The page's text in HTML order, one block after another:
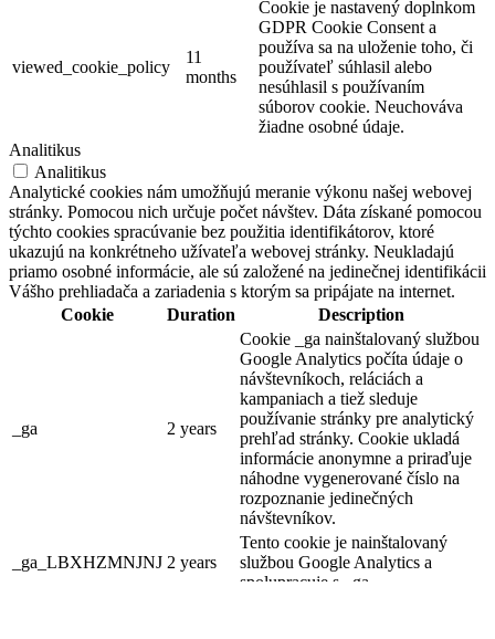
viewed_cookie_policy
11
months
Cookie je nastavený doplnkom
GDPR Cookie Consent a
používa sa na uloženie toho, či
používateľ súhlasil alebo
nesúhlasil s používaním
súborov cookie. Neuchováva
žiadne osobné údaje.
Analitikus
Analitikus
Analytické cookies nám umožňujú meranie výkonu našej webovej
stránky. Pomocou nich určuje počet návštev. Dáta získané pomocou
týchto cookies spracúvanie bez použitia identifikátorov, ktoré
ukazujú na konkrétneho užívateľa webovej stránky. Neukladajú
priamo osobné informácie, ale sú založené na jedinečnej identifikácii
Vášho prehliadača a zariadenia s ktorým sa pripájate na internet.
Cookie
Duration Description
_ga 2 years
Cookie _ga nainštalovaný službou
Google Analytics počíta údaje o
návštevníkoch, reláciách a
kampaniach a tiež sleduje
používanie stránky pre analytický
prehľad stránky. Cookie ukladá
informácie anonymne a priraďuje
náhodne vygenerované číslo na
rozpoznanie jedinečných
návštevníkov.
_ga_LBXHZMNJNJ 2 years
Tento cookie je nainštalovaný
službou Google Analytics a
spolupracuje s _ga.